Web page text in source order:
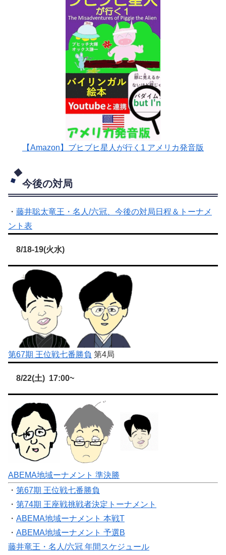
【Amazon】ブヒブヒ星人が行く1 アメリカ発音版
今後の対局
・ 藤井聡太竜王・名人/六冠、今後の対局日程＆トーナメ
ント表
8/18-19(火水)
第67期 王位戦七番勝負 第4局
8/22(土) 17:00~
ABEMA地域ーナメント 準決勝
・ 第67期 王位戦七番勝負
・ 第74期 王座戦挑戦者決定トーナメント
・ ABEMA地域ーナメント 本戦T
・ ABEMA地域ーナメント 予選B
藤井竜王・名人/六冠 年間スケジュール